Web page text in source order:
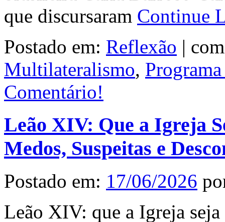
que discursaram Continue
Postado em: Reflexão |
Multilateralismo,
Comentário!
Leão XIV: Que a Igreja
Medos, Suspeitas e
Postado em: 17/06/2026
Leão XIV: que a Igreja